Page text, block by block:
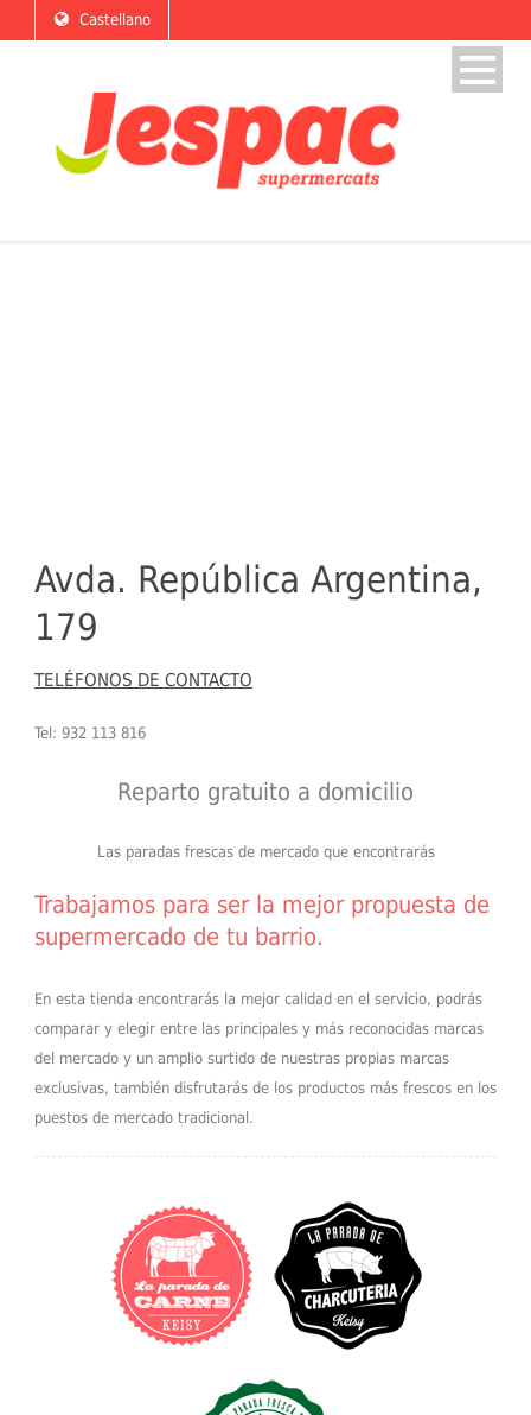
Castellano
Avda. República Argentina,
179
TELÉFONOS DE CONTACTO
Tel: 932 113 816
Reparto gratuito a domicilio
Las paradas frescas de mercado que encontrarás
Trabajamos para ser la mejor propuesta de
supermercado de tu barrio.
En esta tienda encontrarás la mejor calidad en el servicio, podrás
comparar y elegir entre las principales y más reconocidas marcas
del mercado y un amplio surtido de nuestras propias marcas
exclusivas, también disfrutarás de los productos más frescos en los
puestos de mercado tradicional.